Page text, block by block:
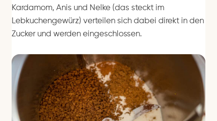
Kardamom, Anis und Nelke (das steckt im
Lebkuchengewürz) verteilen sich dabei direkt in den
Zucker und werden eingeschlossen.